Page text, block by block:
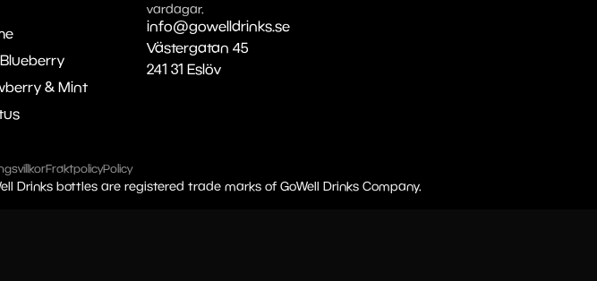
& Mint
vardagar.
info@gowelldrinks.se
Västergatan 45
241 31 Eslöv
FraktpolicyPolicy
Drinks bottles are registered trade marks of GoWell Drinks Company.